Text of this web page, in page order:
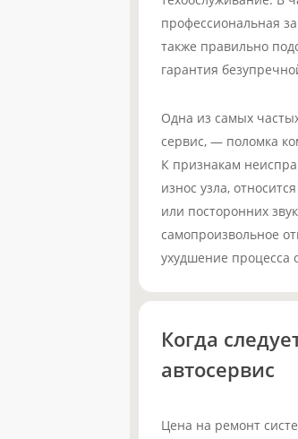
профессиональная
также правильно
гарантия
Одна из самых
сервис, — поломка
К признакам
износ узла,
или посторонних
самопроизвольное
ухудшение процесса
Когда
автосервис
Цена на ремонт